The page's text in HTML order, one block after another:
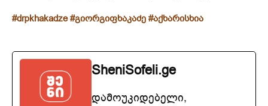
#drpkhakadze #გიორგიფხაკაძე #აქხარისხია
SheniSofeli.ge
დამოუკიდებელი,